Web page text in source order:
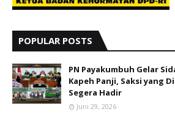
POPULAR POSTS
PN Payakumbuh Gelar
Kapeh Panji, Saksi yang
Segera Hadir
Juni 29, 2026